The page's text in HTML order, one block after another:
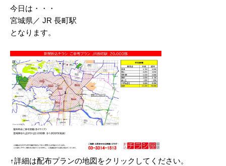
2025/01
2024/12
2024/10
2024/09
2024/08
2024/07
2024/05
今日は・・・
宮城県／ JR 長町駅
となります。
↑詳細は配布プランの地図をクリックしてください。